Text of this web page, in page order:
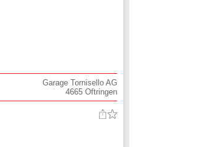
Garage Tornisello AG
4665 Oftringen